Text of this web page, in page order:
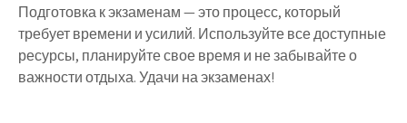
Подготовка к экзаменам — это процесс, который
требует времени и усилий. Используйте все доступные
ресурсы, планируйте свое время и не забывайте о
важности отдыха. Удачи на экзаменах!